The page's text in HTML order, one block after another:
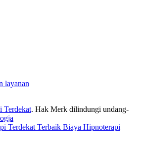
layanan
Terdekat. Hak Merk dilindungi undang-